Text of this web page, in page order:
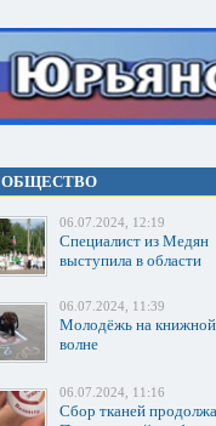
ОБЩЕСТВО
06.07.2024, 12:19
Специалист из Медян
выступила в области
06.07.2024, 11:39
Молодёжь на книжной
волне
06.07.2024, 11:16
Сбор тканей